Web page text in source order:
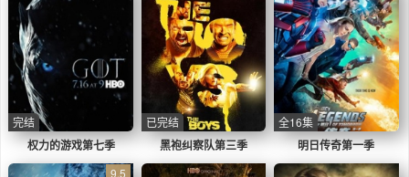
权力的游戏第七季
完结
黑袍纠察队第三季
已完结
明日传奇第一季
全16集
9.5